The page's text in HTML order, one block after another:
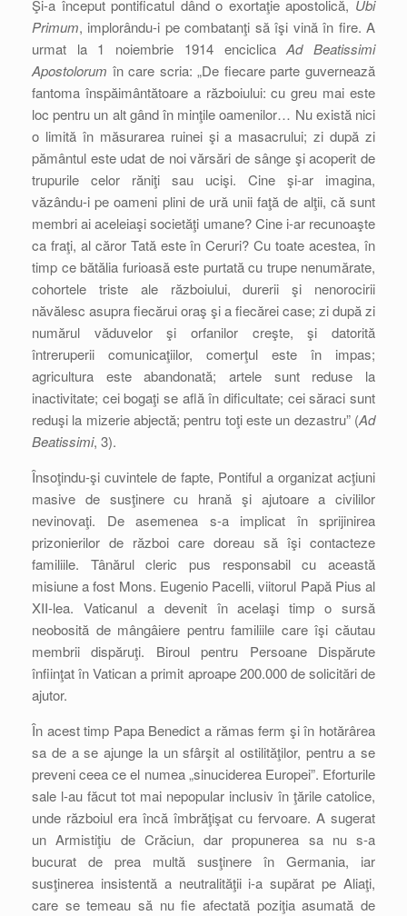
Şi-a început pontificatul dând o exortaţie apostolică, Ubi
Primum, implorându-i pe combatanţi să îşi vină în fire. A
urmat la 1 noiembrie 1914 enciclicaAd Beatissimi
Apostolorum în care scria: „De fiecare parte guvernează
fantoma înspăimântătoare a războiului: cu greu mai este
loc pentru un alt gând în minţile oamenilor… Nu există nici
o limită în măsurarea ruinei şi a masacrului; zi după zi
pământul este udat de noi vărsări de sânge şi acoperit de
trupurile celor răniţi sau ucişi. Cine şi-ar imagina,
văzându-i pe oameni plini de ură unii faţă de alţii, că sunt
membri ai aceleiaşi societăţi umane? Cine i-ar recunoaşte
ca fraţi, al căror Tată este în Ceruri? Cu toate acestea, în
timp ce bătălia furioasă este purtată cu trupe nenumărate,
cohortele triste ale războiului, durerii şi nenorocirii
năvălesc asupra fiecărui oraş şi a fiecărei case; zi după zi
numărul văduvelor şi orfanilor creşte, şi datorită
întreruperii comunicaţiilor, comerţul este în impas;
agricultura este abandonată; artele sunt reduse la
inactivitate; cei bogaţi se află în dificultate; cei săraci sunt
reduşi la mizerie abjectă; pentru toţi este un dezastru” (Ad
Beatissimi, 3).
Însoţindu-şi cuvintele de fapte, Pontiful a organizat acţiuni
masive de susţinere cu hrană şi ajutoare a civililor
nevinovaţi. De asemenea s-a implicat în sprijinirea
prizonierilor de război care doreau să îşi contacteze
familiile. Tânărul cleric pus responsabil cu această
misiune a fost Mons. Eugenio Pacelli, viitorul Papă Pius al
XII-lea. Vaticanul a devenit în acelaşi timp o sursă
neobosită de mângâiere pentru familiile care îşi căutau
membrii dispăruţi. Biroul pentru Persoane Dispărute
înfiinţat în Vatican a primit aproape 200.000 de solicitări de
ajutor.
În acest timp Papa Benedict a rămas ferm şi în hotărârea
sa de a se ajunge la un sfârşit al ostilităţilor, pentru a se
preveni ceea ce el numea „sinuciderea Europei”. Eforturile
sale l-au făcut tot mai nepopular inclusiv în ţările catolice,
unde războiul era încă îmbrăţişat cu fervoare. A sugerat
un Armistiţiu de Crăciun, dar propunerea sa nu s-a
bucurat de prea multă susţinere în Germania, iar
susţinerea insistentă a neutralităţii i-a supărat pe Aliaţi,
care se temeau să nu fie afectată poziţia asumată de